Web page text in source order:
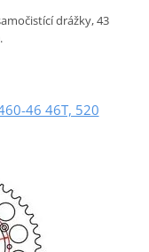
drážky, 43
46 46T, 520